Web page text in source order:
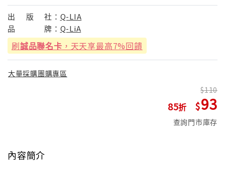
出 版 社： Q-LIA
品
牌： Q-LiA
刷誠品聯名卡 ，天天享最高7%回饋
大量採購團購專區
85
110
93
查詢門市庫存
內容簡介